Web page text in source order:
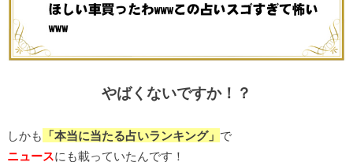
やばくないですか！？
しかも 「本当に当たる占いランキング」 で
ニュースにも載っていたんです！